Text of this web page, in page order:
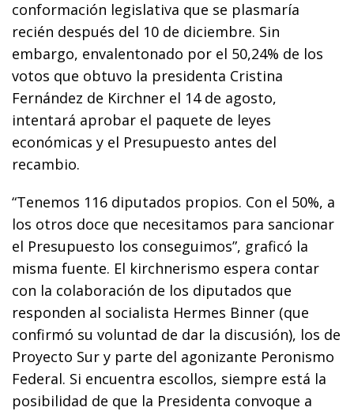
conformación legislativa que se plasmaría
recién después del 10 de diciembre. Sin
embargo, envalentonado por el 50,24% de los
votos que obtuvo la presidenta Cristina
Fernández de Kirchner el 14 de agosto,
intentará aprobar el paquete de leyes
económicas y el Presupuesto antes del
recambio.
“Tenemos 116 diputados propios. Con el 50%, a
los otros doce que necesitamos para sancionar
el Presupuesto los conseguimos”, graficó la
misma fuente. El kirchnerismo espera contar
con la colaboración de los diputados que
responden al socialista Hermes Binner (que
confirmó su voluntad de dar la discusión), los de
Proyecto Sur y parte del agonizante Peronismo
Federal. Si encuentra escollos, siempre está la
posibilidad de que la Presidenta convoque a